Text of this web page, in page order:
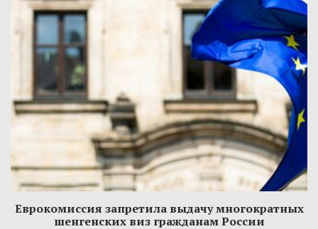
Еврокомиссия запретила выдачу многократных
шенгенских виз гражданам России